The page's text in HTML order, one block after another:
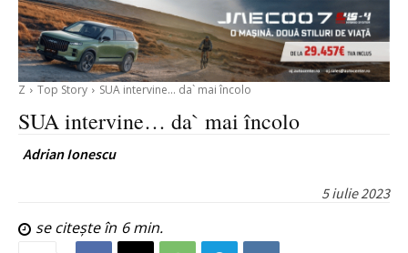
Z Top Story SUA intervine... da` mai încolo
SUA intervine… da` mai încolo
Adrian Ionescu
5 iulie 2023
se citește în 6min.